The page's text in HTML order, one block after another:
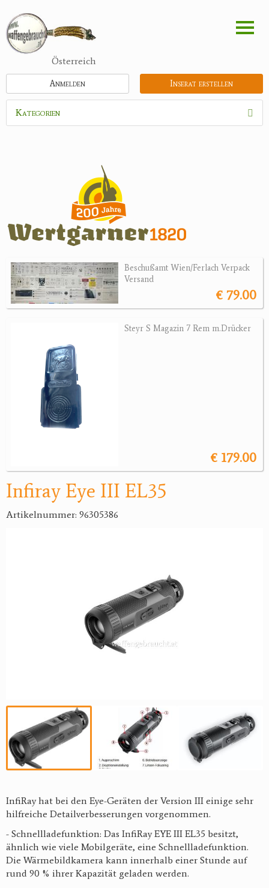
zum
Inhalt
Österreich
Inserat erstellen
Anmelden
Kategorien
Zubehör
Jagdangebote
Jagdreviere
Geschenke
Reviereinrichtungen
Beschußamt Wien/Ferlach Verpack
Versand
€ 79.00
Steyr S Magazin 7 Rem m.Drücker
€ 179.00
Infiray Eye III EL35
Artikelnummer: 96305386
InfiRay hat bei den Eye-Geräten der Version III einige sehr
hilfreiche Detailverbesserungen vorgenommen.
- Schnellladefunktion: Das InfiRay EYE III EL35 besitzt,
ähnlich wie viele Mobilgeräte, eine Schnellladefunktion.
Die Wärmebildkamera kann innerhalb einer Stunde auf
rund 90 % ihrer Kapazität geladen werden.